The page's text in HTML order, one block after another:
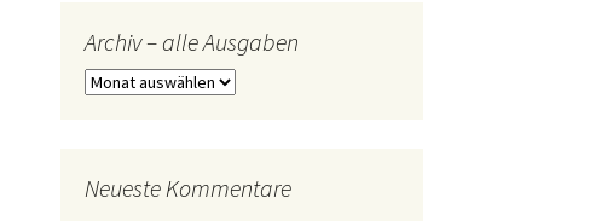
Archiv – alle Ausgaben
Archiv
–
Neueste Kommentare